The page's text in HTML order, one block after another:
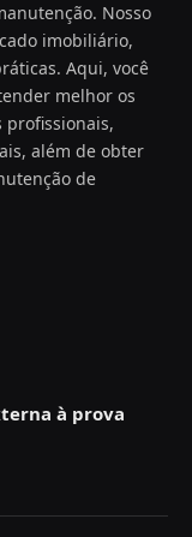
Nosso
imobiliário,
Aqui, você
melhor os
profissionais,
além de obter
de
à prova